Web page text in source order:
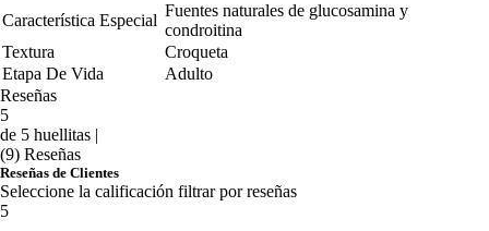
Característica Especial
Fuentes naturales de glucosamina y
condroitina
Textura
Croqueta
Etapa De Vida
Adulto
Reseñas
5
de 5 huellitas |
(9) Reseñas
Reseñas de Clientes
Seleccione la calificación filtrar por reseñas
5